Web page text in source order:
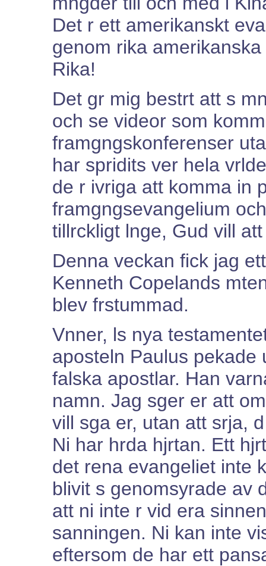
Det r ett amerikanskt
genom rika
Rika!
Det gr mig bestrt att s
och se videor som
framgngskonferenser
har spridits ver hela
de r ivriga att komma in
framgngsevangelium
tillrckligt lnge, Gud vill
Denna veckan fick jag
Kenneth Copelands
blev frstummad.
Vnner, ls nya
aposteln Paulus
falska apostlar. Han
namn. Jag sger er att
vill sga er, utan att srja,
Ni har hrda hjrtan. Ett
det rena evangeliet inte
blivit s genomsyrade av
att ni inte r vid era
sanningen. Ni kan inte
eftersom de har ett